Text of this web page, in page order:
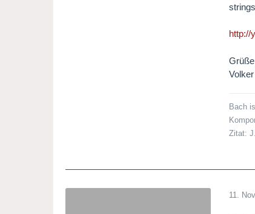
http://
Grüße
Volker
Bach
Zitat:
11.